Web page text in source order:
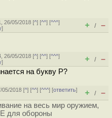
26/05/2018 [^] [^^] [^^^]
] + / –
26/05/2018 [^] [^^] [^^^]
] + / –
на букву Р?
05/2018 [^] [^^] [^^^] [ответить]
+ / –
на весь мир оружием,
для обороны